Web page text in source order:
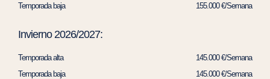
Temporada baja
155.000 €/Semana
Invierno 2026/2027:
Temporada alta
145.000 €/Semana
Temporada baja
145.000 €/Semana